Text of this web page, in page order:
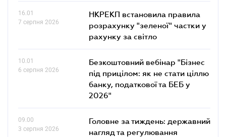
16.01
7 серпня 2026
НКРЕКП встановила правила
розрахунку "зеленої" частки у
рахунку за світло
10.01
6 серпня 2026
Безкоштовний вебінар "Бізнес
під прицілом: як не стати ціллю
банку, податкової та БЕБ у
2026"
09.00
3 серпня 2026
Головне за тиждень: державний
нагляд та регулювання